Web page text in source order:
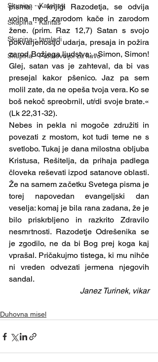
Skupina - Kateheti
Skupina - Karitas
Skupina - tamladi
Skupina - Prostovoljci za kavo
pisma, v knjigi Razodetja, se odvija
vojna med zarodom kače in zarodom
žene. (prim. Raz 12,7) Satan s svojo
pokvarjenostjo udarja, presaja in požira
zarod Božjega ljudstva: »Simon, Simon!
Glej, satan vas je zahteval, da bi vas
presejal kakor pšenico. Jaz pa sem
molil zate, da ne opeša tvoja vera. Ko se
boš nekoč spreobrnil, utŕdi svoje brate.«
(Lk 22,31-32).
Nebes in pekla ni mogoče združiti in
povezati z mostom, kot tudi teme ne s
svetlobo. Tukaj je dana milostna obljuba
Kristusa, Rešitelja, da prihaja padlega
človeka reševati izpod satanove oblasti.
Že na samem začetku Svetega pisma je
torej napovedan evangeljski dan
veselja: komaj je bila rana zadana, že je
bilo priskrbljeno in razkrito Zdravilo
nesmrtnosti. Razodetje Odrešenika se
je zgodilo, ne da bi Bog prej koga kaj
vprašal. Pričakujmo tistega, ki mu nihče
ni vreden odvezati jermena njegovih
sandal.
Janez Turinek, vikar
Duhovna misel